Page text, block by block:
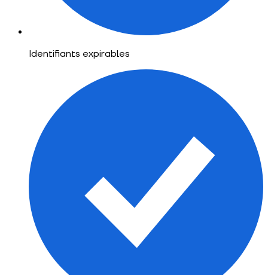
Identifiants expirables